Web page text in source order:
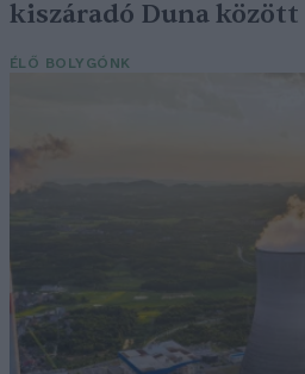
kiszáradó Duna között
ÉLŐ BOLYGÓNK